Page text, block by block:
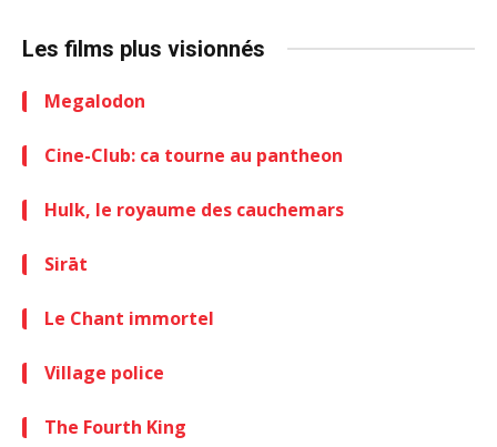
Les films plus visionnés
Megalodon
Cine-Club: ca tourne au pantheon
Hulk, le royaume des cauchemars
Sirāt
Le Chant immortel
Village police
The Fourth King